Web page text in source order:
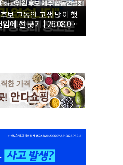
긋기 | 26.08.08
최고위원 후보 제주 합